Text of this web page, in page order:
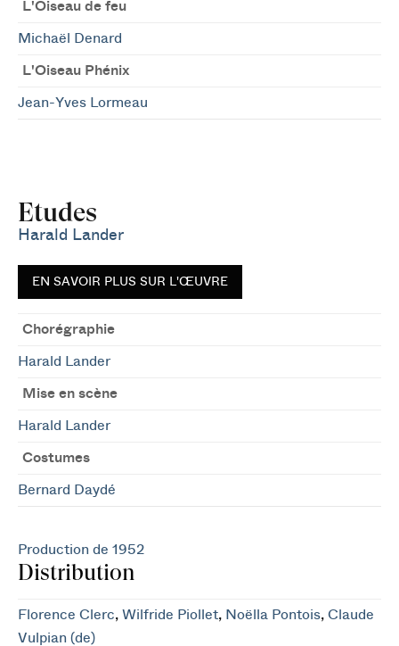
L'Oiseau de feu
Michaël Denard
L'Oiseau Phénix
Jean-Yves Lormeau
Etudes
Harald Lander
EN SAVOIR PLUS SUR L'ŒUVRE
Chorégraphie
Harald Lander
Mise en scène
Harald Lander
Costumes
Bernard Daydé
Production de 1952
Distribution
Florence Clerc, Wilfride Piollet, Noëlla Pontois, Claude
Vulpian (de)